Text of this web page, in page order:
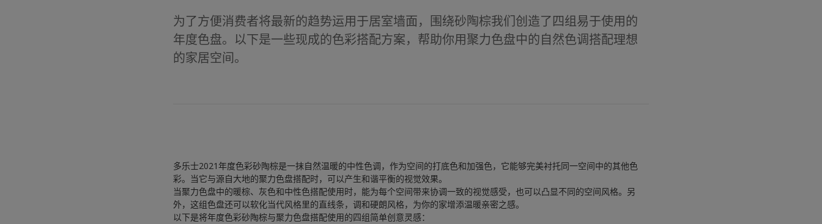
为了方便消费者将最新的趋势运用于居室墙面，围绕砂陶棕我们创造了四组易于使用的
年度色盘。以下是一些现成的色彩搭配方案，帮助你用聚力色盘中的自然色调搭配理想
的家居空间。
多乐士2021年度色彩砂陶棕是一抹自然温暖的中性色调，作为空间的打底色和加强色，它能够完美衬托同一空间中的其他色
彩。当它与源自大地的聚力色盘搭配时，可以产生和谐平衡的视觉效果。
当聚力色盘中的暖棕、灰色和中性色搭配使用时，能为每个空间带来协调一致的视觉感受，也可以凸显不同的空间风格。另
外，这组色盘还可以软化当代风格里的直线条，调和硬朗风格，为你的家增添温暖亲密之感。
以下是将年度色彩砂陶棕与聚力色盘搭配使用的四组简单创意灵感：